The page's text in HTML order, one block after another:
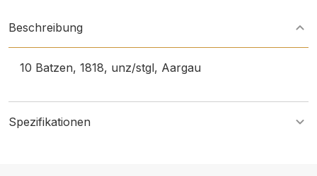
Beschreibung
10 Batzen, 1818, unz/stgl, Aargau
Spezifikationen